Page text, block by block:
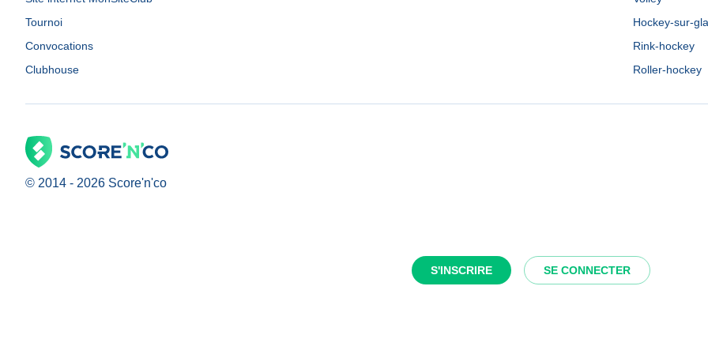
S'INSCRIRE SE CONNECTER
Tournoi
Convocations
Clubhouse
Hockey-sur-
Rink-hockey
Roller-hockey
© 2014 - 2026 Score'n'co